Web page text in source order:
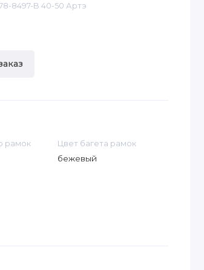
8497-B 40-50 Артэ
рамок Цвет багета рамок
бежевый